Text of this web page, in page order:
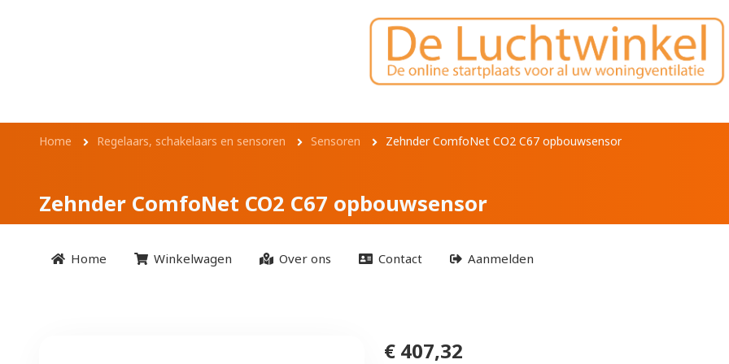
Zehnder ComfoNet CO2 C67
Kruimelpad
Home Regelaars, schakelaars en sensoren Sensoren Zehnder ComfoNet CO2 C67 opbouwsensor
Zehnder ComfoNet CO2 C67 opbouwsensor
Home Winkelwagen Over ons Contact Aanmelden
€ 407,32